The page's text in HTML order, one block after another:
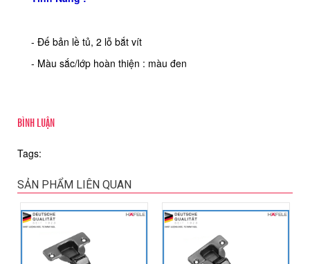
- Đế bản lề tủ, 2 lỗ bắt vít
- Màu sắc/lớp hoàn thiện : màu đen
BÌNH LUẬN
Tags:
SẢN PHẨM LIÊN QUAN